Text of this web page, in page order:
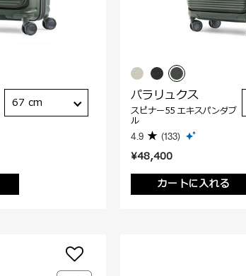
67 cm
¥48,400
カートに入れる
パラリュクス
スピナー55 エキスパンダブ
ル
4.9 (133)